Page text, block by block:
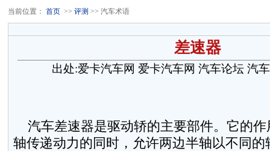
当前位置： 首页 >> 评测 >> 汽车术语
差速器
出处:爱卡汽车网 爱卡汽车网 汽车论坛 汽
汽车差速器是驱动轿的主要部件。它的作
轴传递动力的同时，允许两边半轴以不同